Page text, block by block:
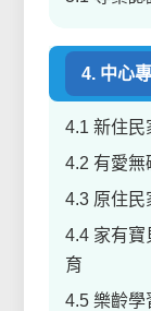
4. 中心
4.1 新住民
4.2 有愛
4.3 原住民
4.4 家有
育
4.5 樂齡學